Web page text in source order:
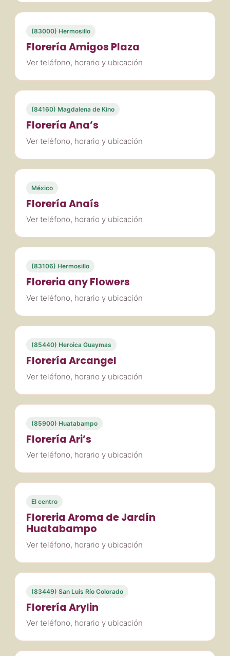
(83000) Hermosillo
Florería Amigos Plaza
Ver teléfono, horario y ubicación
(84160) Magdalena de Kino
Florería Ana’s
Ver teléfono, horario y ubicación
México
Florería Anaís
Ver teléfono, horario y ubicación
(83106) Hermosillo
Floreria any Flowers
Ver teléfono, horario y ubicación
(85440) Heroica Guaymas
Florería Arcangel
Ver teléfono, horario y ubicación
(85900) Huatabampo
Florería Ari’s
Ver teléfono, horario y ubicación
El centro
Floreria Aroma de Jardín
Huatabampo
Ver teléfono, horario y ubicación
(83449) San Luis Río Colorado
Florería Arylin
Ver teléfono, horario y ubicación